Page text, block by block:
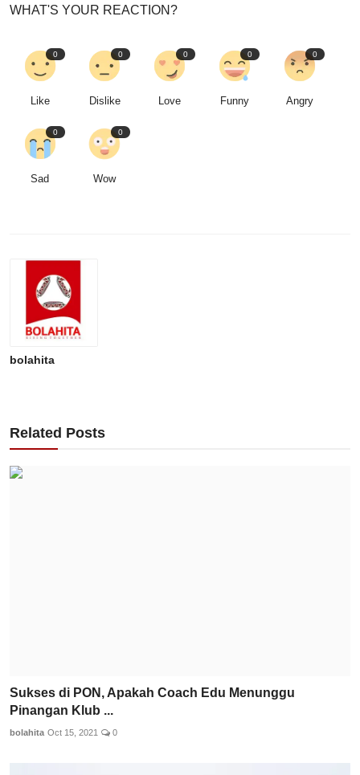
WHAT'S YOUR REACTION?
0
Like
0
Dislike
0
Love
0
Funny
0
Angry
0
Sad
0
Wow
bolahita
Related Posts
Sukses di PON, Apakah Coach Edu Menunggu
Pinangan Klub ...
bolahita Oct 15, 2021 0